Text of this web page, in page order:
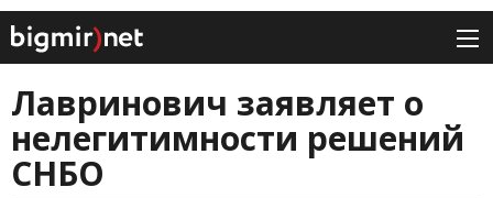
Лавринович заявляет о
нелегитимности решений
СНБО